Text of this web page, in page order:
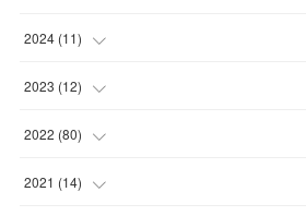
(30 )
(23
(10
(2
(9
(7
(3
2024 (11)
(1
(5
(5
2023 (12)
(5
(7
2022 (80)
(17 )
2021 (14)